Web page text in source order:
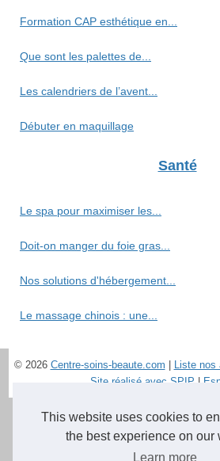
This website uses cookies to
the best experience on our
Learn more
Formation CAP esthétique en...
Que sont les palettes de...
Les calendriers de l’avent...
Débuter en maquillage
Santé
Le spa pour maximiser les...
Doit-on manger du foie gras...
Nos solutions d'hébergement...
Le massage chinois : une...
© 2026 Centre-soins-beaute.com Liste nos
Site réalisé avec SPIP |